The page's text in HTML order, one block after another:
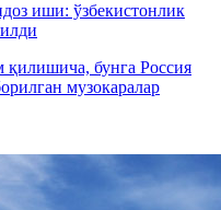
иши: ўзбекистонлик
қилишича, бунга Россия
музокаралар